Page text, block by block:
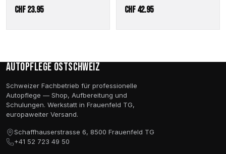
CHF23.95 CHF42.95
Autopflege Ostschweiz
Schweizer Fachbetrieb für professionelle
Autopflege — Shop, Aufbereitung und
Schulungen. Werkstatt in Frauenfeld TG,
europaweiter Versand.
Schaffhauserstrasse 6, 8500 Frauenfeld TG
+41 52 723 49 50